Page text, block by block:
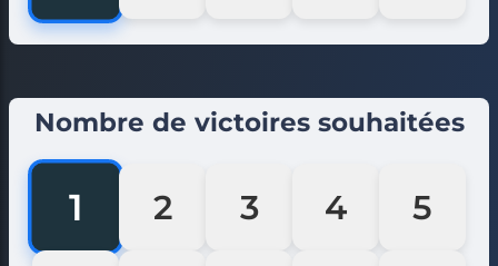
Nombre de victoires souhaitées
1 2 3 4 5